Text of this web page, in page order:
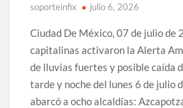
soporteinfix julio 6, 2026
Ciudad De México, 07 de julio de
capitalinas activaron la Alerta
de lluvias fuertes y posible caída
tarde y noche del lunes 6 de julio
abarcó a ocho alcaldías: